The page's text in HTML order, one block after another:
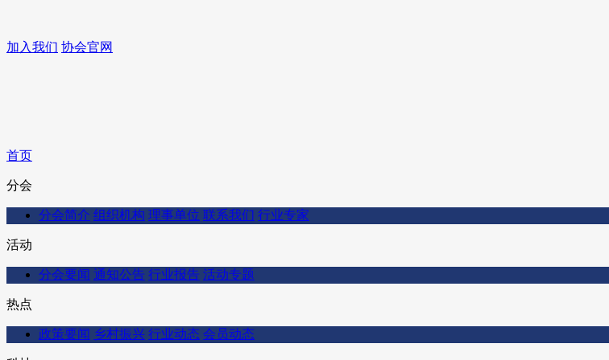
加入我们 协会官网
首页
分会
分会简介 组织机构 理事单位 联系我们 行业专家
活动
分会要闻 通知公告 行业报告 活动专题
热点
政策要闻 乡村振兴 行业动态 会员动态